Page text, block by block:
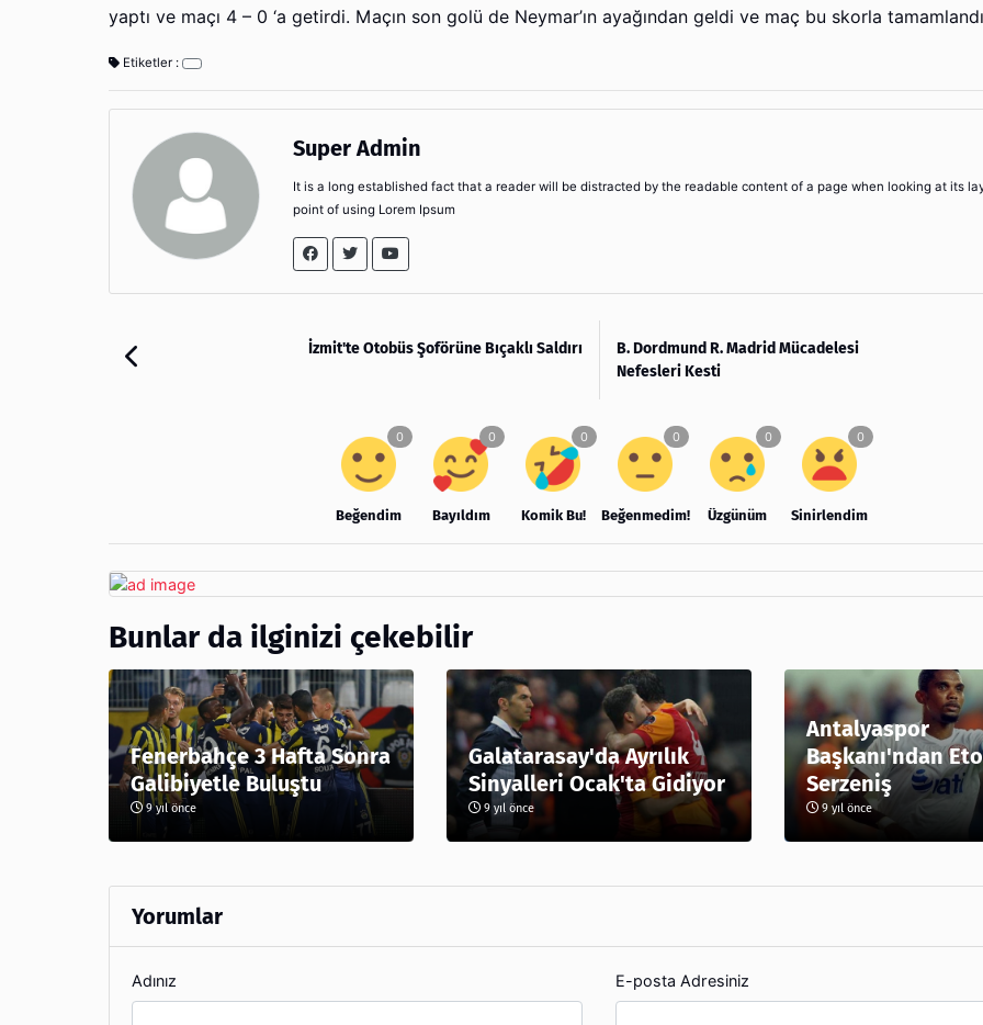
yaptı ve maçı 4 – 0 ‘a getirdi. Maçın son golü de Neymar’ın ayağından geldi ve maç bu skorla
Etiketler :
Super Admin
It is a long established fact that a reader will be distracted by the readable content of a page when looking at its
point of using Lorem Ipsum
İzmit'te Otobüs Şoförüne Bıçaklı Saldırı
B. Dordmund R. Madrid Mücadelesi
Nefesleri Kesti
Beğendim Bayıldım Komik Bu! Beğenmedim! Üzgünüm Sinirlendim
Bunlar da ilginizi çekebilir
Fenerbahçe 3 Hafta Sonra
Galibiyetle Buluştu
9 yıl önce
Galatarasay'da Ayrılık
Sinyalleri Ocak'ta Gidiyor
9 yıl önce
Antalyaspor
Başkanı'ndan
Serzeniş
9 yıl önce
Yorumlar
Adınız E-posta Adresiniz